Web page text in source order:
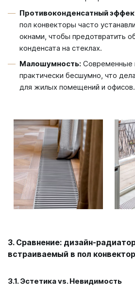
Противоконденсатный
пол конвекторы часто
окнами, чтобы предотвратить
конденсата на стеклах.
Малошумность: Современные
практически бесшумно, что
для жилых помещений и офисов.
3. Сравнение: дизайн-
встраиваемый в пол конвектор
3.1. Эстетика vs. Невидимость